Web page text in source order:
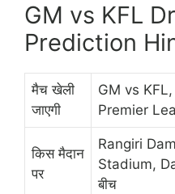
GM vs KFL
Prediction
मैच खेली
जाएगी
GM vs
Premier
किस मैदान
पर
Rangiri
Stadium,
बीच